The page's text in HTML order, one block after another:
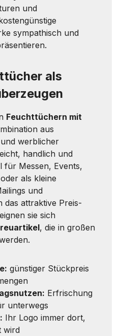
und
sympathisch und
als
Feuchttüchern mit
aus
werblicher
handlich und
für Messen, Events,
als kleine
und
das attraktive Preis-
sie sich
, die in großen
günstiger Stückpreis
Erfrischung
unterwegs
Ihr Logo immer dort,
wird